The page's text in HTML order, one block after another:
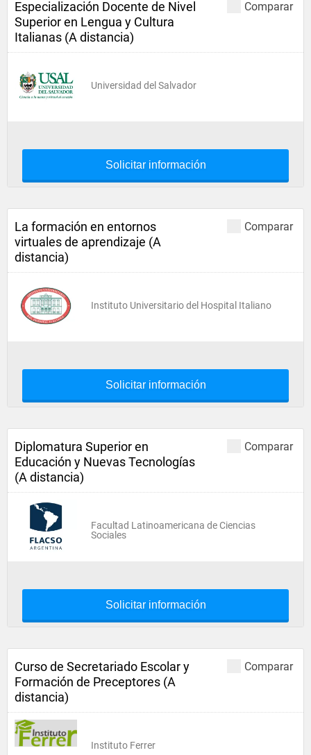
Comparar
Especialización Docente de Nivel
Superior en Lengua y Cultura
Italianas (A distancia)
Universidad del Salvador
Solicitar información
Comparar
La formación en entornos
virtuales de aprendizaje (A
distancia)
Instituto Universitario del Hospital Italiano
Solicitar información
Comparar
Diplomatura Superior en
Educación y Nuevas Tecnologías
(A distancia)
Facultad Latinoamericana de Ciencias
Sociales
Solicitar información
Comparar
Curso de Secretariado Escolar y
Formación de Preceptores (A
distancia)
Instituto Ferrer